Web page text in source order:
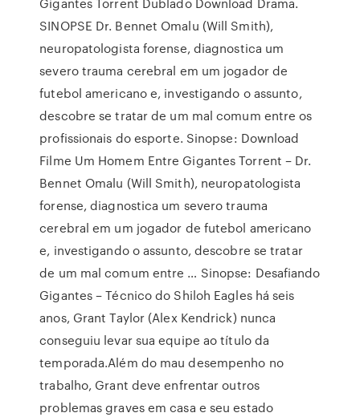
SINOPSE Dr. Bennet Omalu (Will Smith),
neuropatologista forense, diagnostica um
severo trauma cerebral em um jogador de
futebol americano e, investigando o assunto,
descobre se tratar de um mal comum entre os
profissionais do esporte. Sinopse: Download
Filme Um Homem Entre Gigantes Torrent – Dr.
Bennet Omalu (Will Smith), neuropatologista
forense, diagnostica um severo trauma
cerebral em um jogador de futebol americano
e, investigando o assunto, descobre se tratar
de um mal comum entre … Sinopse: Desafiando
Gigantes – Técnico do Shiloh Eagles há seis
anos, Grant Taylor (Alex Kendrick) nunca
conseguiu levar sua equipe ao título da
temporada.Além do mau desempenho no
trabalho, Grant deve enfrentar outros
problemas graves em casa e seu estado